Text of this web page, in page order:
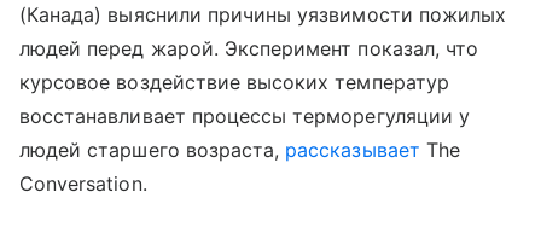
(Канада) выяснили причины уязвимости пожилых
людей перед жарой. Эксперимент показал, что
курсовое воздействие высоких температур
восстанавливает процессы терморегуляции у
людей старшего возраста, рассказывает The
Conversation.